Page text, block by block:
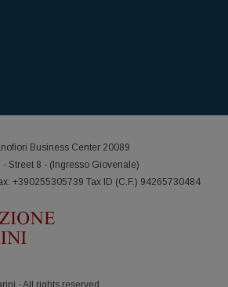
Business Center 20089
Street 8 - (Ingresso Giovenale)
+390255305739 Tax ID (C.F.) 94265730484
- All rights reserved